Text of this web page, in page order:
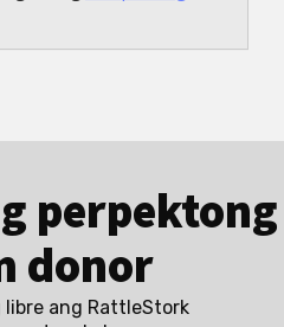
perpektong
donor
libre ang RattleStork